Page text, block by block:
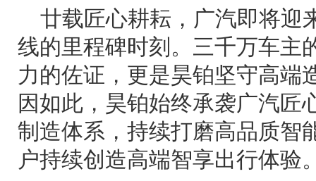
廿载匠心耕耘，广汽即将迎
线的里程碑时刻。三千万车主
力的佐证，更是昊铂坚守高端
因如此，昊铂始终承袭广汽匠
制造体系，持续打磨高品质智
户持续创造高端智享出行体验